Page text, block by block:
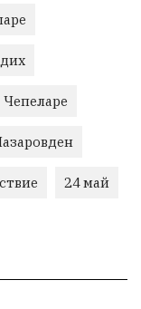
Чепеларе
24 май